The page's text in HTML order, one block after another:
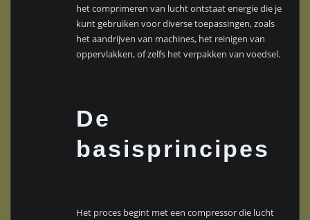
het comprimeren van lucht ontstaat energie die je
kunt gebruiken voor diverse toepassingen, zoals
het aandrijven van machines, het reinigen van
oppervlakken, of zelfs het verpakken van voedsel.
De
basisprincipes
Het proces begint met een compressor die lucht